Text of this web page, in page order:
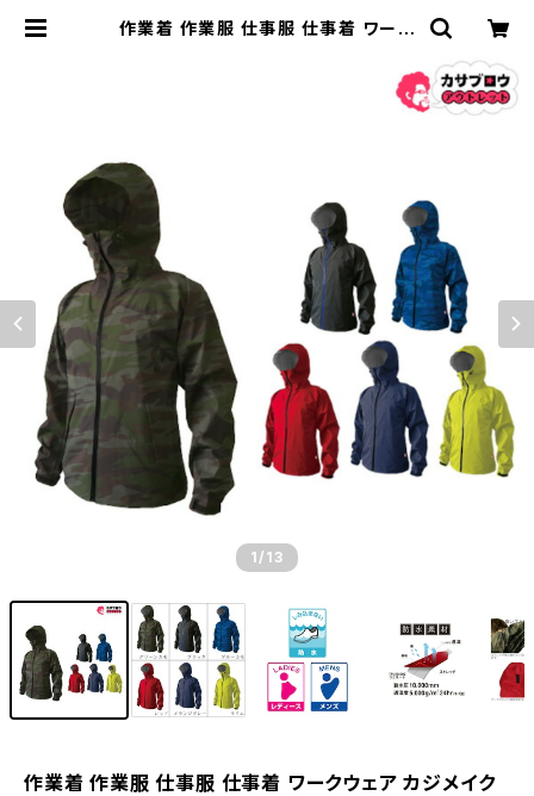
作業着 作業服 仕事服 仕事着 ワーク
1 /13
作業着 作業服 仕事服 仕事着 ワークウェア カジメイク